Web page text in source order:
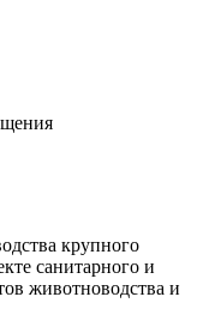
крупного
санитарного и
животноводства и